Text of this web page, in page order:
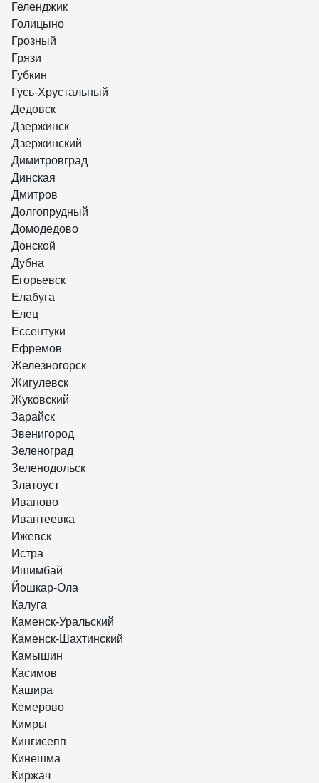
Геленджик
Голицыно
Грозный
Грязи
Губкин
Гусь-Хрустальный
Дедовск
Дзержинск
Дзержинский
Димитровград
Динская
Дмитров
Долгопрудный
Домодедово
Донской
Дубна
Егорьевск
Елабуга
Елец
Ессентуки
Ефремов
Железногорск
Жигулевск
Жуковский
Зарайск
Звенигород
Зеленоград
Зеленодольск
Златоуст
Иваново
Ивантеевка
Ижевск
Истра
Ишимбай
Йошкар-Ола
Калуга
Каменск-Уральский
Каменск-Шахтинский
Камышин
Касимов
Кашира
Кемерово
Кимры
Кингисепп
Кинешма
Киржач